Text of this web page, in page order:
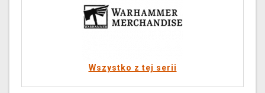
Wszystko z tej serii